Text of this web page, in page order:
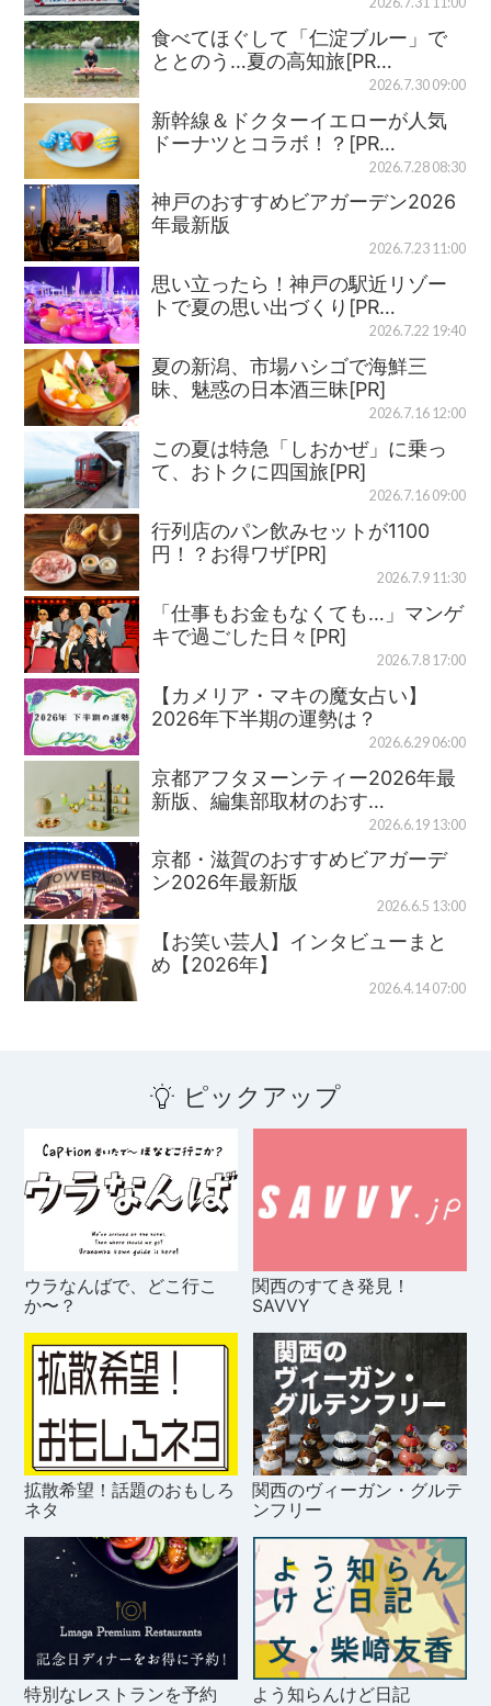
食べてほぐして「仁淀ブルー」で
ととのう…夏の高知旅[PR…
2026.7.30 09:00
新幹線＆ドクターイエローが人気
ドーナツとコラボ！？[PR…
2026.7.28 08:30
神戸のおすすめビアガーデン2026
年最新版
2026.7.23 11:00
思い立ったら！神戸の駅近リゾー
トで夏の思い出づくり[PR…
2026.7.22 19:40
夏の新潟、市場ハシゴで海鮮三
昧、魅惑の日本酒三昧[PR]
2026.7.16 12:00
この夏は特急「しおかぜ」に乗っ
て、おトクに四国旅[PR]
2026.7.16 09:00
行列店のパン飲みセットが1100
円！？お得ワザ[PR]
2026.7.9 11:30
「仕事もお金もなくても…」マンゲ
キで過ごした日々[PR]
2026.7.8 17:00
【カメリア・マキの魔女占い】
2026年下半期の運勢は？
2026.6.29 06:00
京都アフタヌーンティー2026年最
新版、編集部取材のおす…
2026.6.19 13:00
京都・滋賀のおすすめビアガーデ
ン2026年最新版
2026.6.5 13:00
【お笑い芸人】インタビューまと
め【2026年】
2026.4.14 07:00
ピックアップ
ウラなんばで、どこ行こ
か〜？
関西のすてき発見！
SAVVY
拡散希望！話題のおもしろ
ネタ
関西のヴィーガン・グルテ
ンフリー
特別なレストランを予約 よう知らんけど日記